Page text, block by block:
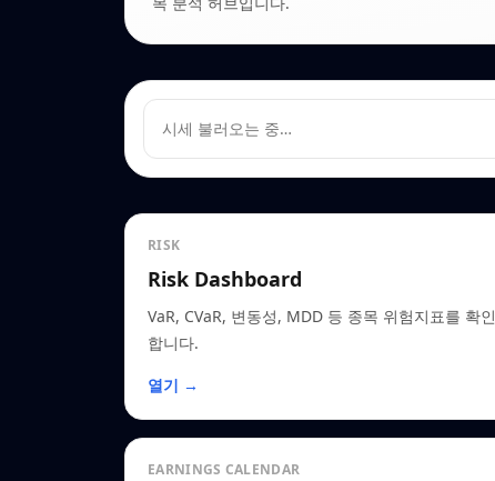
시세 불러오는 중…
RISK
Risk Dashboard
VaR, CVaR, 변동성, MDD 등 종목 위험지표를 확인
합니다.
열기 →
EARNINGS CALENDAR